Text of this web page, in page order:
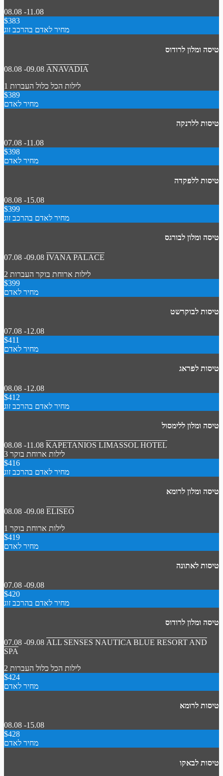
08.08 -11.08
$383
מחיר לאדם בהרכב זוג
טיסה ומלון לרודוס
08.08 -09.08 ANAVADIA
1 לילות הכל כלול העברות
$389
מחיר לאדם
טיסות ללרנקה
07.08 -11.08
$398
מחיר לאדם
טיסות ללפקדה
08.08 -15.08
$399
מחיר לאדם בהרכב זוג
טיסה ומלון לבורגס
07.08 -09.08 IVANA PALACE
2 לילות ארוחת בוקר העברות
$399
מחיר לאדם
טיסות לבוקרשט
07.08 -12.08
$411
מחיר לאדם
טיסות לפראג
08.08 -12.08
$412
מחיר לאדם בהרכב זוג
טיסה ומלון ללימסול
08.08 -11.08 KAPETANIOS LIMASSOL HOTEL
3 לילות ארוחת בוקר
$416
מחיר לאדם בהרכב זוג
טיסה ומלון לרומא
08.08 -09.08 ELISEO
1 לילות ארוחת בוקר
$419
מחיר לאדם
טיסות לאתונה
07.08 -09.08
$420
מחיר לאדם בהרכב זוג
טיסה ומלון לרודוס
07.08 -09.08 ALL SENSES NAUTICA BLUE RESORT AND
SPA
2 לילות הכל כלול העברות
$424
מחיר לאדם
טיסות לרומא
08.08 -15.08
$428
מחיר לאדם
טיסות לבאקו